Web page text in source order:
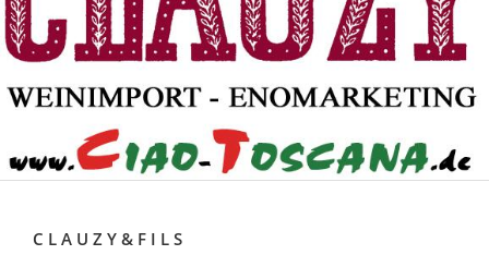
C L A U Z Y & F I L S